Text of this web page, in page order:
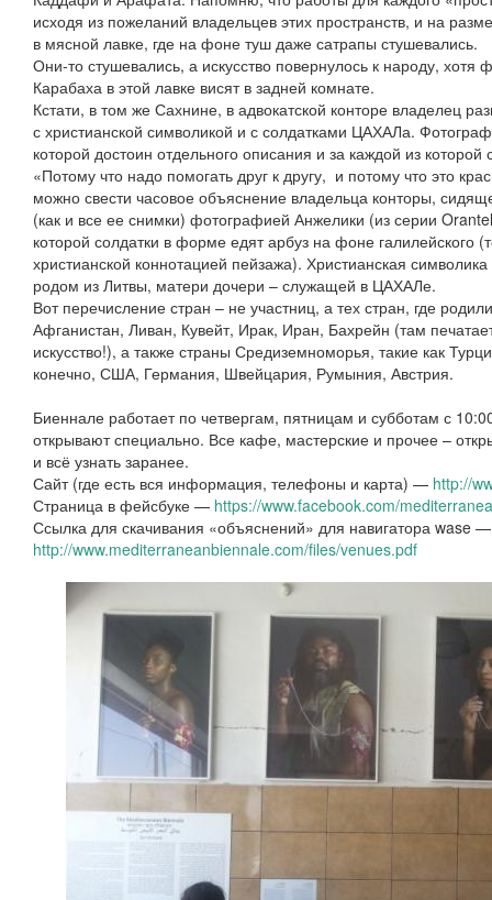
исходя из пожеланий владельцев этих пространств, и на
в мясной лавке, где на фоне туш даже сатрапы стушевались.
Они-то стушевались, а искусство повернулось к народу,
Карабаха в этой лавке висят в задней комнате.
Кстати, в том же Сахнине, в адвокатской конторе владелец
с христианской символикой и с солдатками ЦАХАЛа.
которой достоин отдельного описания и за каждой из
«Потому что надо помогать друг к другу, и потому что это
можно свести часовое объяснение владельца конторы,
(как и все ее снимки) фотографией Анжелики (из серии
которой солдатки в форме едят арбуз на фоне галилейского
христианской коннотацией пейзажа). Христианская
родом из Литвы, матери дочери – служащей в ЦАХАЛе.
Вот перечисление стран – не участниц, а тех стран, где
Афганистан, Ливан, Кувейт, Ирак, Иран, Бахрейн (там
искусство!), а также страны Средиземноморья, такие как
конечно, США, Германия, Швейцария, Румыния, Австрия.
Биеннале работает по четвергам, пятницам и субботам с
открывают специально. Все кафе, мастерские и прочее –
и всё узнать заранее.
Сайт (где есть вся информация, телефоны и карта) — http://
Страница в фейсбуке — https://www.facebook.com/
Ссылка для скачивания «объяснений» для навигатора wase —
http://www.mediterraneanbiennale.com/files/venues.pdf